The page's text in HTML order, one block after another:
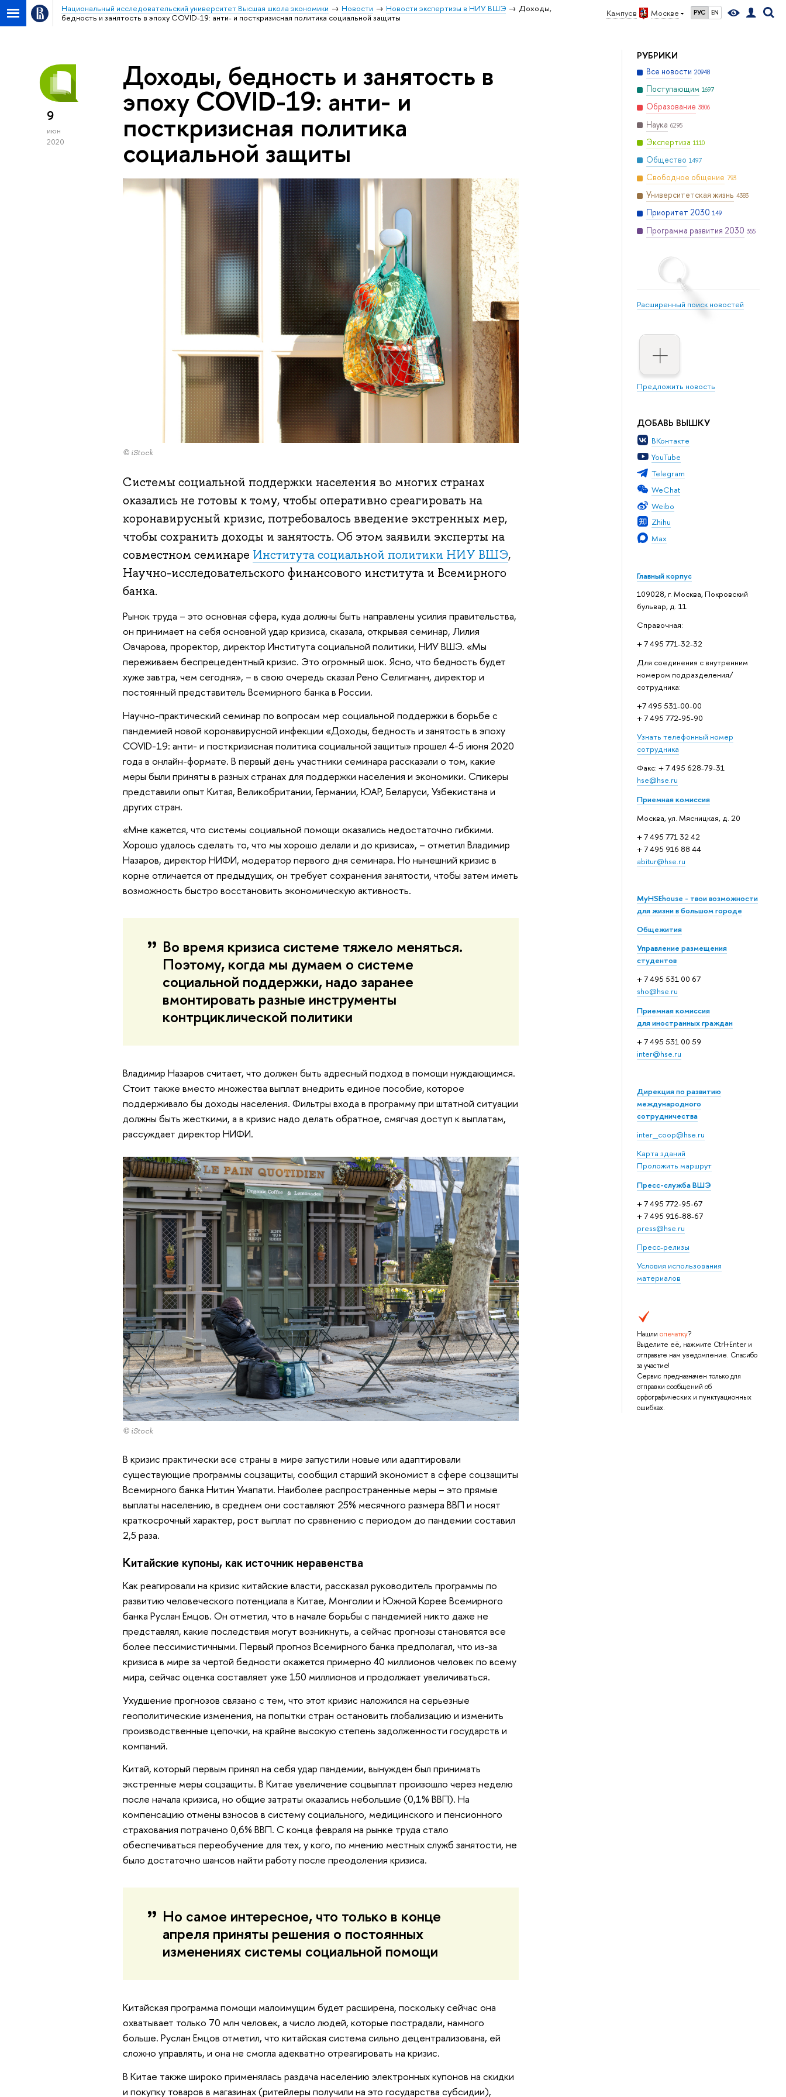
Кампус в Москве РУС EN
Национальный исследовательский университет Высшая школа экономики Новости Новости экспертизы в НИУ ВШЭ
Доходы,
бедность и занятость в эпоху COVID-19: анти- и посткризисная политика социальной защиты
РУБРИКИ
Все новости 20948
Поступающим 1697
Образование 3806
Наука 6295
Экспертиза 1110
Общество 1497
Свободное общение 793
Университетская жизнь 4383
Приоритет 2030 149
Программа развития 2030 355
Расширенный поиск новостей
Предложить новость
ДОБАВЬ ВЫШКУ
ВКонтакте
YouTube
Telegram
WeChat
Weibo
Zhihu
Max
Главный корпус
109028, г. Москва, Покровский
бульвар, д. 11
Справочная:
+ 7 495 771-32-32
Для соединения с внутренним
номером подразделения/
сотрудника:
+7 495 531-00-00
+ 7 495 772-95-90
Узнать телефонный номер
сотрудника
Факс: + 7 495 628-79-31
hse@hse.ru
Приемная комиссия
Москва, ул. Мясницкая, д. 20
+ 7 495 771 32 42
+ 7 495 916 88 44
abitur@hse.ru
MyHSEhouse - твои возможности
для жизни в большом городе
Общежития
Управление размещения
студентов
+ 7 495 531 00 67
sho@hse.ru
Приемная комиссия
для иностранных граждан
+ 7 495 531 00 59
inter@hse.ru
Дирекция по развитию
международного
сотрудничества
inter_coop@hse.ru
Карта зданий
Проложить маршрут
Пресс-служба ВШЭ
+ 7 495 772-95-67
+ 7 495 916-88-67
press@hse.ru
Пресс-релизы
Условия использования
материалов
Нашли опечатку?
Выделите её, нажмите Ctrl+Enter и
отправьте нам уведомление. Спасибо
за участие!
Сервис предназначен только для
отправки сообщений об
орфографических и пунктуационных
ошибках.
9
июн
2020
Доходы, бедность и занятость в
эпоху COVID-19: анти- и
посткризисная политика
социальной защиты
© iStock
Системы социальной поддержки населения во многих странах
оказались не готовы к тому, чтобы оперативно среагировать на
коронавирусный кризис, потребовалось введение экстренных мер,
чтобы сохранить доходы и занятость. Об этом заявили эксперты на
совместном семинаре Института социальной политики НИУ ВШЭ,
Научно-исследовательского финансового института и Всемирного
банка.
Рынок труда – это основная сфера, куда должны быть направлены усилия правительства,
он принимает на себя основной удар кризиса, сказала, открывая семинар, Лилия
Овчарова, проректор, директор Института социальной политики, НИУ ВШЭ. «Мы
переживаем беспрецедентный кризис. Это огромный шок. Ясно, что бедность будет
хуже завтра, чем сегодня», – в свою очередь сказал Рено Селигманн, директор и
постоянный представитель Всемирного банка в России.
Научно-практический семинар по вопросам мер социальной поддержки в борьбе с
пандемией новой коронавирусной инфекции «Доходы, бедность и занятость в эпоху
COVID-19: анти- и посткризисная политика социальной защиты» прошел 4-5 июня 2020
года в онлайн-формате. В первый день участники семинара рассказали о том, какие
меры были приняты в разных странах для поддержки населения и экономики. Спикеры
представили опыт Китая, Великобритании, Германии, ЮАР, Беларуси, Узбекистана и
других стран.
«Мне кажется, что системы социальной помощи оказались недостаточно гибкими.
Хорошо удалось сделать то, что мы хорошо делали и до кризиса», – отметил Владимир
Назаров, директор НИФИ, модератор первого дня семинара. Но нынешний кризис в
корне отличается от предыдущих, он требует сохранения занятости, чтобы затем иметь
возможность быстро восстановить экономическую активность.
Во время кризиса системе тяжело меняться.
Поэтому, когда мы думаем о системе
социальной поддержки, надо заранее
вмонтировать разные инструменты
контрциклической политики
Владимир Назаров считает, что должен быть адресный подход в помощи нуждающимся.
Стоит также вместо множества выплат внедрить единое пособие, которое
поддерживало бы доходы населения. Фильтры входа в программу при штатной ситуации
должны быть жесткими, а в кризис надо делать обратное, смягчая доступ к выплатам,
рассуждает директор НИФИ.
© iStock
В кризис практически все страны в мире запустили новые или адаптировали
существующие программы соцзащиты, сообщил старший экономист в сфере соцзащиты
Всемирного банка Нитин Умапати. Наиболее распространенные меры – это прямые
выплаты населению, в среднем они составляют 25% месячного размера ВВП и носят
краткосрочный характер, рост выплат по сравнению с периодом до пандемии составил
2,5 раза.
Китайские купоны, как источник неравенства
Как реагировали на кризис китайские власти, рассказал руководитель программы по
развитию человеческого потенциала в Китае, Монголии и Южной Корее Всемирного
банка Руслан Емцов. Он отметил, что в начале борьбы с пандемией никто даже не
представлял, какие последствия могут возникнуть, а сейчас прогнозы становятся все
более пессимистичными. Первый прогноз Всемирного банка предполагал, что из-за
кризиса в мире за чертой бедности окажется примерно 40 миллионов человек по всему
мира, сейчас оценка составляет уже 150 миллионов и продолжает увеличиваться.
Ухудшение прогнозов связано с тем, что этот кризис наложился на серьезные
геополитические изменения, на попытки стран остановить глобализацию и изменить
производственные цепочки, на крайне высокую степень задолженности государств и
компаний.
Китай, который первым принял на себя удар пандемии, вынужден был принимать
экстренные меры соцзащиты. В Китае увеличение соцвыплат произошло через неделю
после начала кризиса, но общие затраты оказались небольшие (0,1% ВВП). На
компенсацию отмены взносов в систему социального, медицинского и пенсионного
страхования потрачено 0,6% ВВП. С конца февраля на рынке труда стало
обеспечиваться переобучение для тех, у кого, по мнению местных служб занятости, не
было достаточно шансов найти работу после преодоления кризиса.
Но самое интересное, что только в конце
апреля приняты решения о постоянных
изменениях системы социальной помощи
Китайская программа помощи малоимущим будет расширена, поскольку сейчас она
охватывает только 70 млн человек, а число людей, которые пострадали, намного
больше. Руслан Емцов отметил, что китайская система сильно децентрализована, ей
сложно управлять, и она не смогла адекватно отреагировать на кризис.
В Китае также широко применялась раздача населению электронных купонов на скидки
и покупку товаров в магазинах (ритейлеры получили на это государства субсидии),